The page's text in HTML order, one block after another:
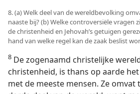
8. (a) Welk deel van de wereldbevolking
naaste bij? (b) Welke controversiële vragen
de christenheid en Jehovah’s getuigen
hand van welke regel kan de zaak beslist
8 De zogenaamd christelijke
christenheid, is thans op aarde
met de meeste mensen. Ze omvat